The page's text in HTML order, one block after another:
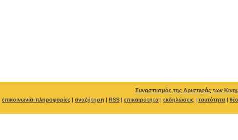
Συνασπισμός της Αριστεράς των
επικοινωνία-πληροφορίες | αναζήτηση | RSS | επικαιρότητα | εκδηλώσεις | ταυτότητα |